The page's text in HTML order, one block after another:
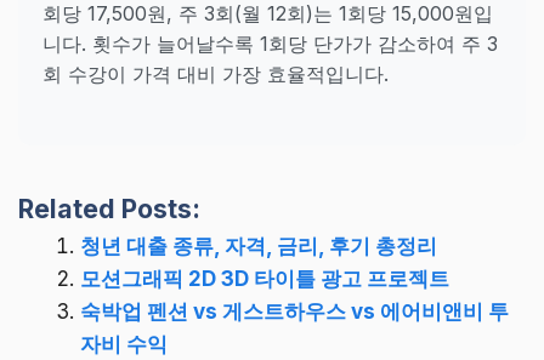
회당 17,500원, 주 3회(월 12회)는 1회당 15,000원입
니다. 횟수가 늘어날수록 1회당 단가가 감소하여 주 3
회 수강이 가격 대비 가장 효율적입니다.
Related Posts:
청년 대출 종류, 자격, 금리, 후기 총정리
모션그래픽 2D 3D 타이틀 광고 프로젝트
숙박업 펜션 vs 게스트하우스 vs 에어비앤비 투
자비 수익